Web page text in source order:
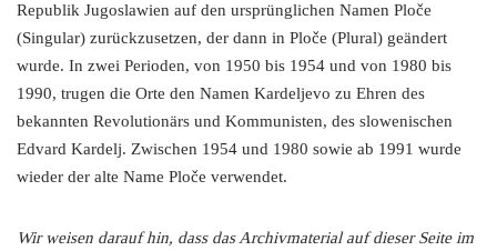
Republik Jugoslawien auf den ursprünglichen Namen Ploče
(Singular) zurückzusetzen, der dann in Ploče (Plural) geändert
wurde. In zwei Perioden, von 1950 bis 1954 und von 1980 bis
1990, trugen die Orte den Namen Kardeljevo zu Ehren des
bekannten Revolutionärs und Kommunisten, des slowenischen
Edvard Kardelj. Zwischen 1954 und 1980 sowie ab 1991 wurde
wieder der alte Name Ploče verwendet.
Wir weisen darauf hin, dass das Archivmaterial auf dieser Seite im